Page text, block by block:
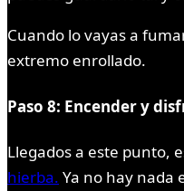
Cuando lo vayas a
extremo enrollado.
Paso 8: Encender y
Llegados a este punto,
hierba. Ya no hay nada